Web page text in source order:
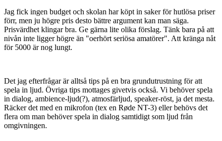
Jag fick ingen budget och skolan har köpt in saker för hutlösa priser
förr, men ju högre pris desto bättre argument kan man säga.
Prisvärdhet klingar bra. Ge gärna lite olika förslag. Tänk bara på att
nivån inte ligger högre än "oerhört seriösa amatörer". Att kränga nåt
för 5000 är nog lungt.
Det jag efterfrågar är alltså tips på en bra grundutrustning för att
spela in ljud. Övriga tips mottages givetvis också. Vi behöver spela
in dialog, ambience-ljud(?), atmosfärljud, speaker-röst, ja det mesta.
Räcker det med en mikrofon (tex en Røde NT-3) eller behövs det
flera om man behöver spela in dialog samtidigt som ljud från
omgivningen.